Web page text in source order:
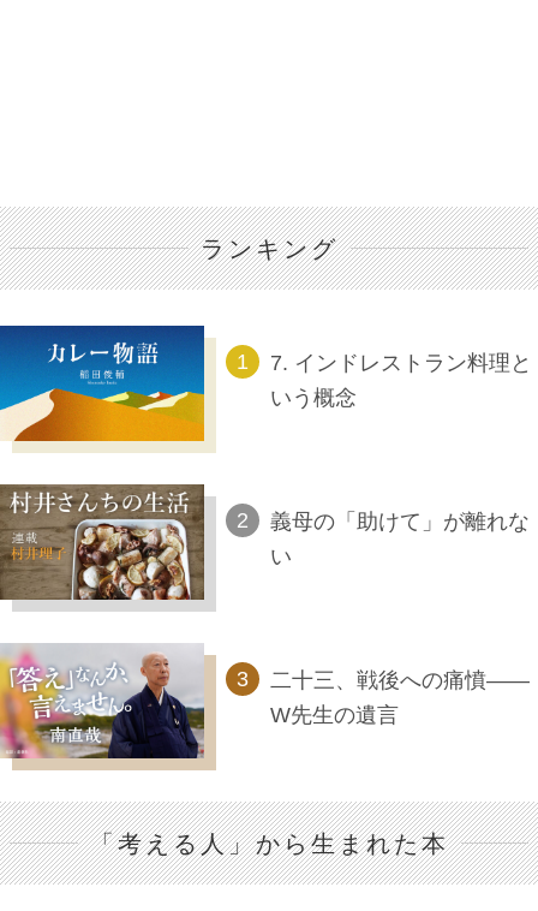
ランキング
7. インドレストラン料理と
いう概念
義母の「助けて」が離れな
い
二十三、戦後への痛憤――
W先生の遺言
「考える人」から生まれた本